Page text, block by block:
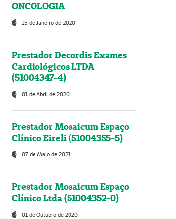
ONCOLOGIA
15 de Janeiro de 2020
Prestador Decordis Exames
Cardiológicos LTDA
(51004347-4)
01 de Abril de 2020
Prestador Mosaicum Espaço
Clínico Eireli (51004355-5)
07 de Maio de 2021
Prestador Mosaicum Espaço
Clínico Ltda (51004352-0)
01 de Outubro de 2020